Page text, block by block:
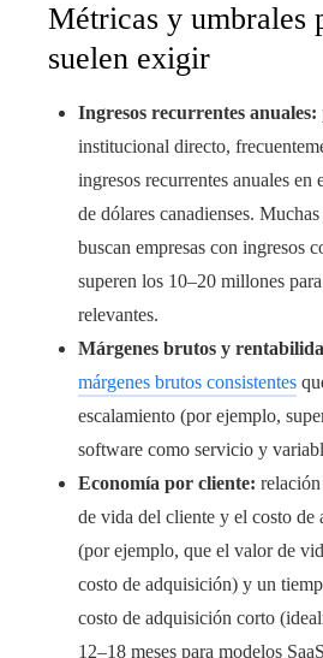
Métricas y umbrales
suelen exigir
Ingresos recurrentes anuales:
institucional directo,
ingresos recurrentes anuales en
de dólares canadienses.
buscan empresas con ingresos
superen los 10–20 millones
relevantes.
Márgenes brutos y
márgenes brutos consistentes
escalamiento (por ejemplo,
software como servicio y
Economía por cliente:
de vida del cliente y el costo de
(por ejemplo, que el valor de
costo de adquisición) y un
costo de adquisición corto
12–18 meses para modelos